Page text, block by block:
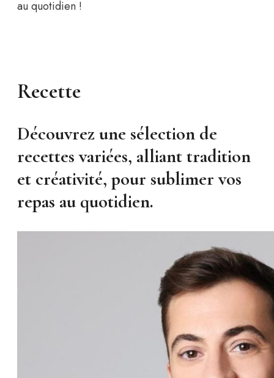
au quotidien !
Recette
Découvrez une sélection de
recettes variées, alliant tradition
et créativité, pour sublimer vos
repas au quotidien.